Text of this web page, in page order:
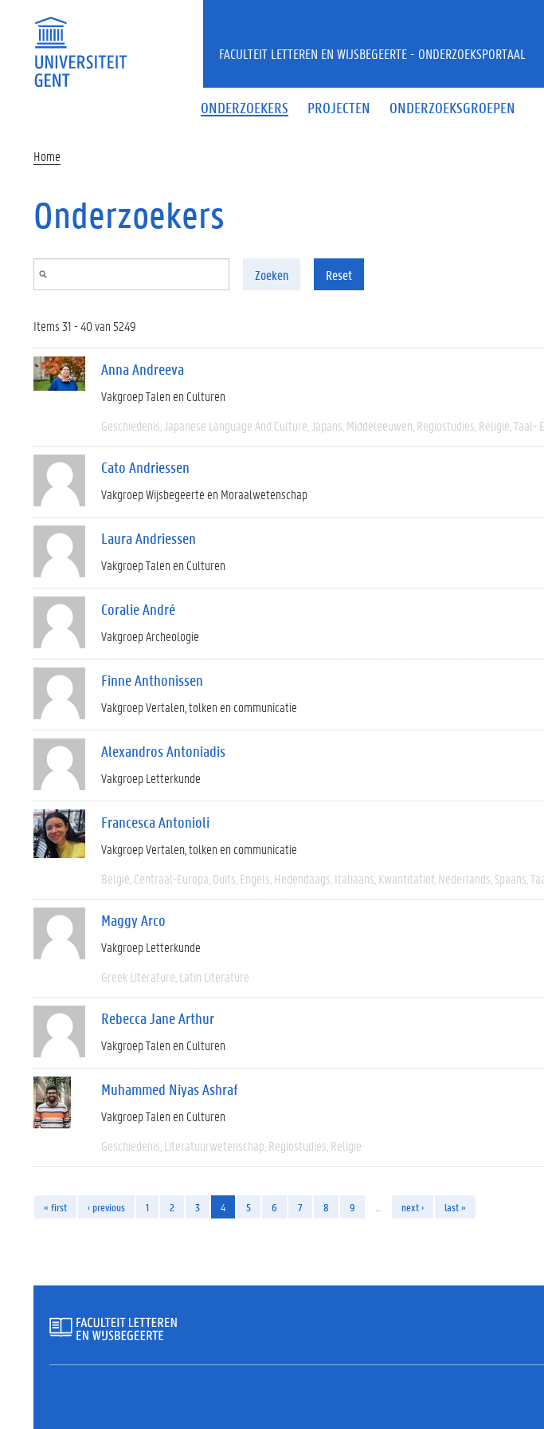
ONDERZOEKERS PROJECTEN ONDERZOEKSGROEPEN
FACULTEIT LETTEREN EN WIJSBEGEERTE - ONDERZOEKSPORTAAL
Home
Onderzoekers
Zoeken Reset
Items 31 - 40 van 5249
Anna Andreeva
Vakgroep Talen en Culturen
Geschiedenis Japanese Language And Culture Japans Middeleeuwen Regiostudies Religie Taal-
Cato Andriessen
Vakgroep Wijsbegeerte en Moraalwetenschap
Laura Andriessen
Vakgroep Talen en Culturen
Coralie André
Vakgroep Archeologie
Finne Anthonissen
Vakgroep Vertalen, tolken en communicatie
Alexandros Antoniadis
Vakgroep Letterkunde
Francesca Antonioli
Vakgroep Vertalen, tolken en communicatie
België Centraal-Europa Duits Engels Hedendaags Italiaans Kwantitatief Nederlands Spaans
Maggy Arco
Vakgroep Letterkunde
Greek Literature Latin Literature
Rebecca Jane Arthur
Vakgroep Talen en Culturen
Muhammed Niyas Ashraf
Vakgroep Talen en Culturen
Geschiedenis Literatuurwetenschap Regiostudies Religie
« first ‹ previous 1 2 3 4 5 6 7 8 9 next › last »